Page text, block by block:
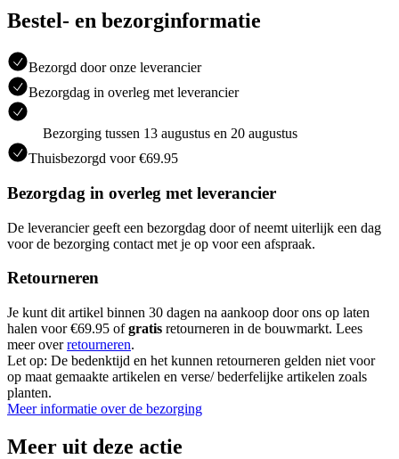
Bestel- en bezorginformatie
Bezorgd door onze leverancier
Bezorgdag in overleg met leverancier
Bezorging tussen 13 augustus en 20 augustus
Thuisbezorgd voor €69.95
Bezorgdag in overleg met leverancier
De leverancier geeft een bezorgdag door of neemt uiterlijk een dag
voor de bezorging contact met je op voor een afspraak.
Retourneren
Je kunt dit artikel binnen 30 dagen na aankoop door ons op laten
halen voor €69.95 ofgratis retourneren in de bouwmarkt. Lees
meer overretourneren.
Let op: De bedenktijd en het kunnen retourneren gelden niet voor
op maat gemaakte artikelen en verse/ bederfelijke artikelen zoals
planten.
Meer informatie over de bezorging
Meer uit deze actie